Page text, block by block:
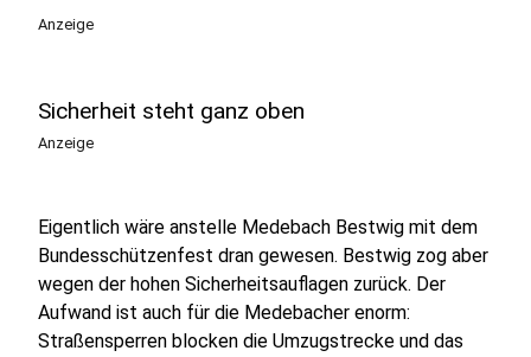
Anzeige
Sicherheit steht ganz oben
Anzeige
Eigentlich wäre anstelle Medebach Bestwig mit dem
Bundesschützenfest dran gewesen. Bestwig zog aber
wegen der hohen Sicherheitsauflagen zurück. Der
Aufwand ist auch für die Medebacher enorm:
Straßensperren blocken die Umzugstrecke und das